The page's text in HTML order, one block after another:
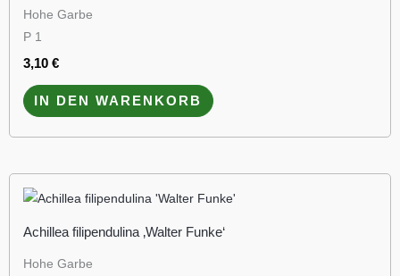
Hohe Garbe
P 1
3,10 €
IN DEN WARENKORB
Achillea filipendulina ‚Walter Funke‘
Hohe Garbe